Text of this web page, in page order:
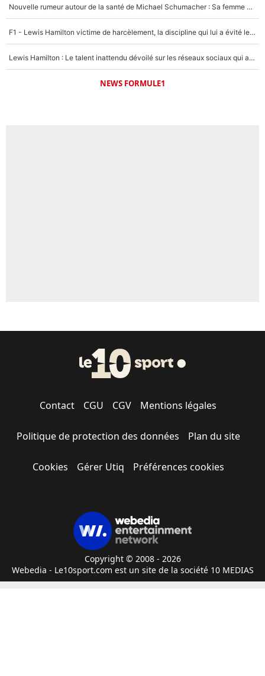
Nouvelle rumeur autour de la santé de Michael Schumacher : Sa femme Corinna sort du silence
F1 - Lewis Hamilton victime de harcèlement, la discipline qui lui a évité le pire : «J'aurais probablement mal tourné»
Lewis Hamilton : Le talent inattendu dévoilé sur les réseaux sociaux qui a impressionné Kim Kardashian pendant leurs vacances en amoureux !
NEWS FORMULE1
Contact CGU CGV Mentions légales
Politique de protection des données Plan du site
Cookies Gérer Utiq Préférences cookies
Copyright © 2008 - 2026
Webedia - Le10sport.com est un site de la société 10 MEDIAS